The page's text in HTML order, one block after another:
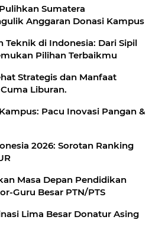
Sumatera
Anggaran Donasi Kampus
Teknik di Indonesia: Dari Sipil
Pilihan Terbaikmu
Strategis dan Manfaat
Liburan.
Pacu Inovasi Pangan &
2026: Sorotan Ranking
Masa Depan Pendidikan
Guru Besar PTN/PTS
Lima Besar Donatur Asing